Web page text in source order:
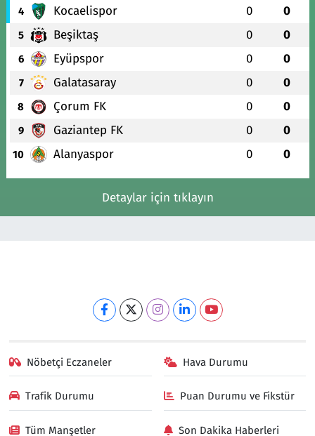
4 Kocaelispor 0 0
5 Beşiktaş 0 0
6 Eyüpspor 0 0
7 Galatasaray 0 0
8 Çorum FK 0 0
9 Gaziantep FK 0 0
10 Alanyaspor 0 0
Detaylar için tıklayın
Nöbetçi Eczaneler Hava Durumu
Trafik Durumu Puan Durumu ve Fikstür
Tüm Manşetler Son Dakika Haberleri